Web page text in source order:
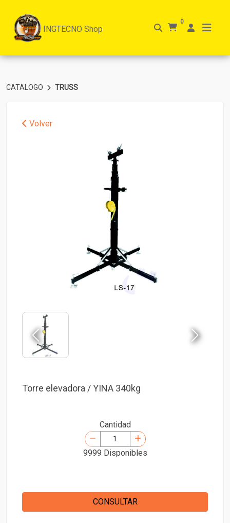
INGTECNO Shop
0
CATALOGO TRUSS
Volver
Torre elevadora / YINA 340kg
Cantidad
9999 Disponibles
CONSULTAR